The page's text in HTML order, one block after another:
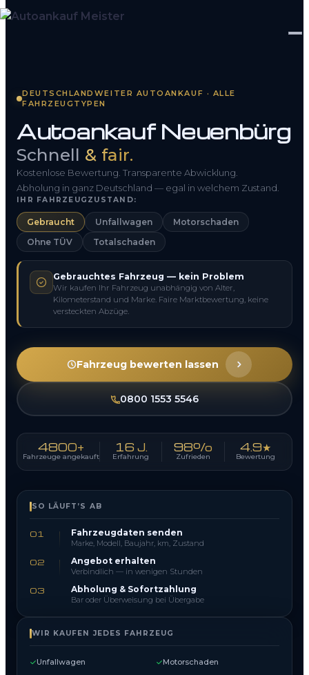
So funktioniert’s
Kontakt
FAQ
0800 1553 5546
Kostenlos anfragen
DEUTSCHLANDWEITER AUTOANKAUF · ALLE
FAHRZEUGTYPEN
Autoankauf Neuenbürg
Schnell & fair.
Kostenlose Bewertung. Transparente Abwicklung.
Abholung in ganz Deutschland — egal in welchem Zustand.
IHR FAHRZEUGZUSTAND:
Gebraucht Unfallwagen
Motorschaden
Ohne TÜV
Totalschaden
Gebrauchtes Fahrzeug — kein Problem
Wir kaufen Ihr Fahrzeug unabhängig von Alter,
Kilometerstand und Marke. Faire Marktbewertung, keine
versteckten Abzüge.
Fahrzeug bewerten lassen
0800 1553 5546
4800+
Fahrzeuge angekauft
16 J.
Erfahrung
98%
Zufrieden
4.9★
Bewertung
SO LÄUFT’S AB
01 Fahrzeugdaten senden
Marke, Modell, Baujahr, km, Zustand
02 Angebot erhalten
Verbindlich — in wenigen Stunden
03 Abholung & Sofortzahlung
Bar oder Überweisung bei Übergabe
WIR KAUFEN JEDES FAHRZEUG
Unfallwagen
Motorschaden